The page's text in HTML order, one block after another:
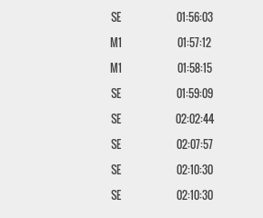
SE
01:56:03
M1
01:57:12
M1
01:58:15
SE
01:59:09
SE
02:02:44
SE
02:07:57
SE 02:10:30
SE 02:10:30